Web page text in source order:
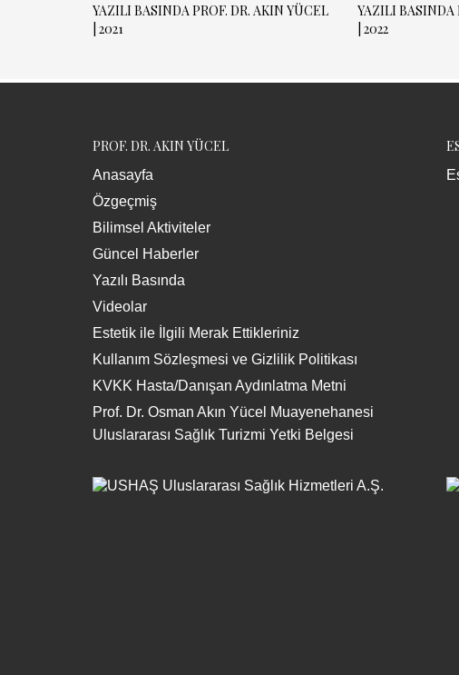
YAZILI BASINDA PROF. DR. AKIN YÜCEL
| 2021
YAZILI BASINDA
| 2022
PROF. DR. AKIN YÜCEL
Anasayfa
Özgeçmiş
Bilimsel Aktiviteler
Güncel Haberler
Yazılı Basında
Videolar
Estetik ile İlgili Merak Ettikleriniz
Kullanım Sözleşmesi ve Gizlilik Politikası
KVKK Hasta/Danışan Aydınlatma Metni
Prof. Dr. Osman Akın Yücel Muayenehanesi
Uluslararası Sağlık Turizmi Yetki Belgesi